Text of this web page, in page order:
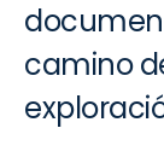
camino